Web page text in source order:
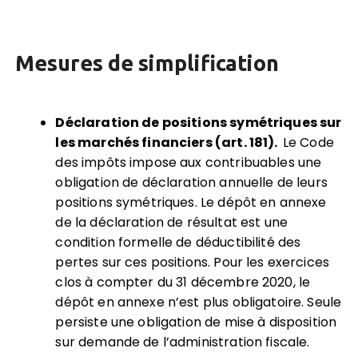
Mesures de simplification
Déclaration de positions symétriques sur
les marchés financiers (art. 181). Le Code
des impôts impose aux contribuables une
obligation de déclaration annuelle de leurs
positions symétriques. Le dépôt en annexe
de la déclaration de résultat est une
condition formelle de déductibilité des
pertes sur ces positions. Pour les exercices
clos à compter du 31 décembre 2020, le
dépôt en annexe n’est plus obligatoire. Seule
persiste une obligation de mise à disposition
sur demande de l’administration fiscale.